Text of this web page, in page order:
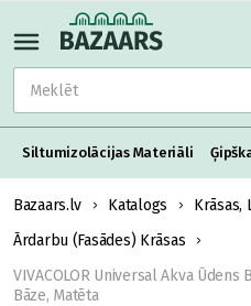
Siltumizolācijas Materiāli
Bazaars.lv Katalogs
Krāsas,
Ārdarbu (Fasādes) Krāsas
VIVACOLOR Universal Akva Ūdens
Bāze, Matēta